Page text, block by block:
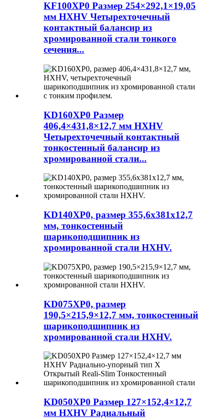
KF100XP0 Размер 254×292,1×19,05
мм HXHV Четырехточечный
контактный балансир из
хромированной стали тонкого
сечения...
KD160XP0 Размер
406,4×431,8×12,7 мм HXHV
Четырехточечный контактный
тонкостенный балансир из
хромированной стали...
KD140XP0, размер 355,6x381x12,7
мм, тонкостенный
шарикоподшипник из
хромированной стали HXHV.
KD075XP0, размер
190,5×215,9×12,7 мм, тонкостенный
шарикоподшипник из
хромированной стали HXHV.
KD050XP0 Размер 127×152,4×12,7
мм HXHV Радиальный